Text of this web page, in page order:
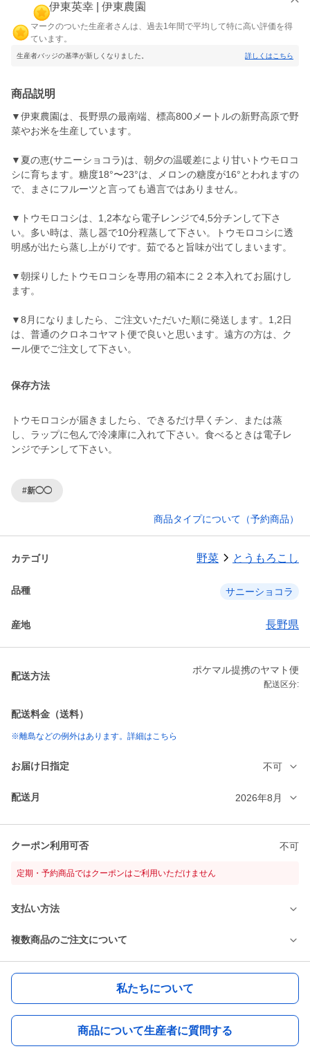
伊東英幸 | 伊東農園
マークのついた生産者さんは、過去1年間で平均して特に高い評価を得
ています。
生産者バッジの基準が新しくなりました。 詳しくはこちら
商品説明
▼伊東農園は、長野県の最南端、標高800メートルの新野高原で野
菜やお米を生産しています。
▼夏の恵(サニーショコラ)は、朝夕の温暖差により甘いトウモロコ
シに育ちます。糖度18°〜23°は、メロンの糖度が16°とわれますの
で、まさにフルーツと言っても過言ではありません。
▼トウモロコシは、1,2本なら電子レンジで4,5分チンして下さ
い。多い時は、蒸し器で10分程蒸して下さい。トウモロコシに透
明感が出たら蒸し上がりです。茹でると旨味が出てしまいます。
▼朝採りしたトウモロコシを専用の箱本に２２本入れてお届けし
ます。
▼8月になりましたら、ご注文いただいた順に発送します。1,2日
は、普通のクロネコヤマト便で良いと思います。遠方の方は、ク
ール便でご注文して下さい。
保存方法
トウモロコシが届きましたら、できるだけ早くチン、または蒸
し、ラップに包んで冷凍庫に入れて下さい。食べるときは電子レ
ンジでチンして下さい。
#新◯◯
商品タイプについて（予約商品）
カテゴリ 野菜 とうもろこし
品種 サニーショコラ
産地 長野県
配送方法
ポケマル提携のヤマト便
配送区分:
配送料金（送料）
※離島などの例外はあります。詳細はこちら
お届け日指定 不可
配送月 2026年8月
クーポン利用可否 不可
定期・予約商品ではクーポンはご利用いただけません
支払い方法
複数商品のご注文について
私たちについて
商品について生産者に質問する